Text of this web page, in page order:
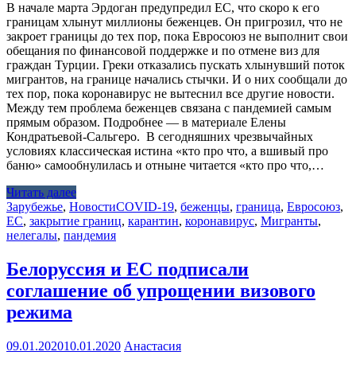
В начале марта Эрдоган предупредил ЕС, что скоро к его
границам хлынут миллионы беженцев. Он пригрозил, что не
закроет границы до тех пор, пока Евросоюз не выполнит свои
обещания по финансовой поддержке и по отмене виз для
граждан Турции. Греки отказались пускать хлынувший поток
мигрантов, на границе начались стычки. И о них сообщали до
тех пор, пока коронавирус не вытеснил все другие новости.
Между тем проблема беженцев связана с пандемией самым
прямым образом. Подробнее — в материале Елены
Кондратьевой-Сальгеро. В сегодняшних чрезвычайных
условиях классическая истина «кто про что, а вшивый про
баню» самообнулилась и отныне читается «кто про что,…
Читать далее
Зарубежье, НовостиCOVID-19, беженцы, граница, Евросоюз,
ЕС, закрытие границ, карантин, коронавирус, Мигранты,
нелегалы, пандемия
Белоруссия и ЕС подписали
соглашение об упрощении визового
режима
09.01.202010.01.2020 Анастасия